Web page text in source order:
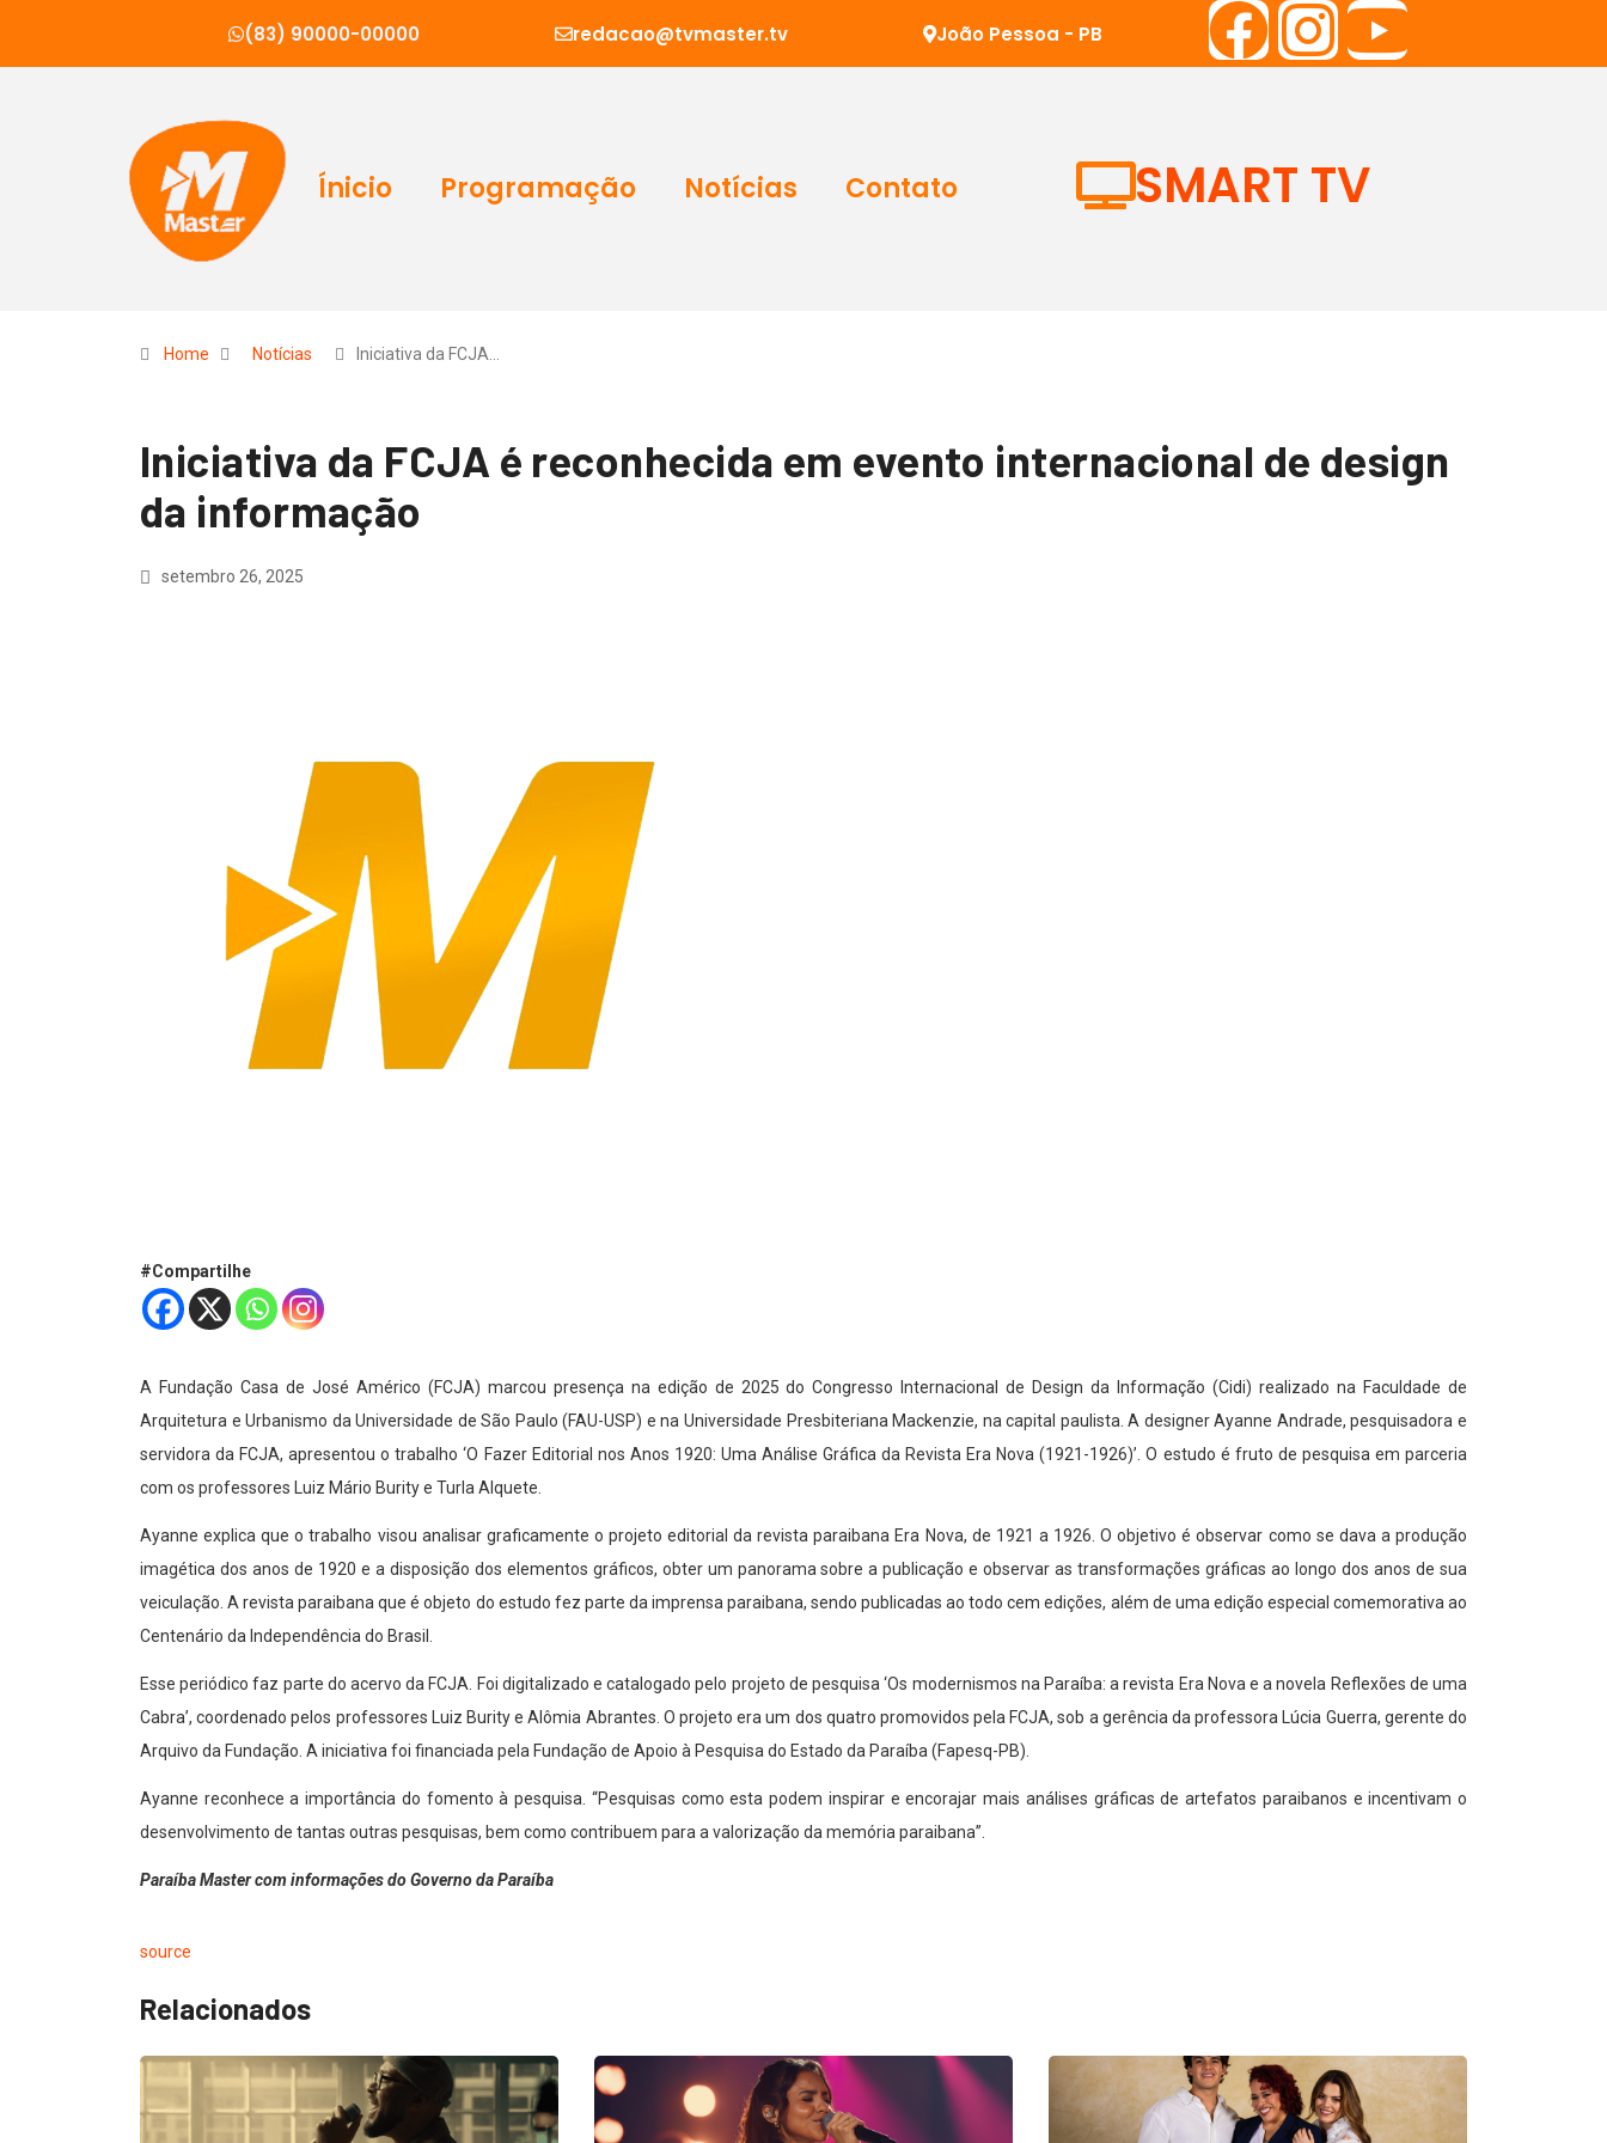
(83) 90000-00000 redacao@tvmaster.tv João Pessoa - PB
Ínicio Programação Notícias Contato SMART TV
Home Notícias Iniciativa da FCJA…
Iniciativa da FCJA é reconhecida em evento internacional de design
da informação
setembro 26, 2025
#Compartilhe
A Fundação Casa de José Américo (FCJA) marcou presença na edição de 2025 do Congresso Internacional de Design da Informação (Cidi) realizado na Faculdade de
Arquitetura e Urbanismo da Universidade de São Paulo (FAU-USP) e na Universidade Presbiteriana Mackenzie, na capital paulista. A designer Ayanne Andrade, pesquisadora e
servidora da FCJA, apresentou o trabalho ‘O Fazer Editorial nos Anos 1920: Uma Análise Gráfica da Revista Era Nova (1921-1926)’. O estudo é fruto de pesquisa em parceria
com os professores Luiz Mário Burity e Turla Alquete.
Ayanne explica que o trabalho visou analisar graficamente o projeto editorial da revista paraibana Era Nova, de 1921 a 1926. O objetivo é observar como se dava a produção
imagética dos anos de 1920 e a disposição dos elementos gráficos, obter um panorama sobre a publicação e observar as transformações gráficas ao longo dos anos de sua
veiculação. A revista paraibana que é objeto do estudo fez parte da imprensa paraibana, sendo publicadas ao todo cem edições, além de uma edição especial comemorativa ao
Centenário da Independência do Brasil.
Esse periódico faz parte do acervo da FCJA. Foi digitalizado e catalogado pelo projeto de pesquisa ‘Os modernismos na Paraíba: a revista Era Nova e a novela Reflexões de uma
Cabra’, coordenado pelos professores Luiz Burity e Alômia Abrantes. O projeto era um dos quatro promovidos pela FCJA, sob a gerência da professora Lúcia Guerra, gerente do
Arquivo da Fundação. A iniciativa foi financiada pela Fundação de Apoio à Pesquisa do Estado da Paraíba (Fapesq-PB).
Ayanne reconhece a importância do fomento à pesquisa. “Pesquisas como esta podem inspirar e encorajar mais análises gráficas de artefatos paraibanos e incentivam o
desenvolvimento de tantas outras pesquisas, bem como contribuem para a valorização da memória paraibana”.
Paraíba Master com informações do Governo da Paraíba
source
Relacionados